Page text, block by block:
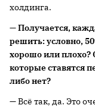
холдинга.
— Получается,
решить: условно,
хорошо или плохо?
которые ставятся
либо нет?
— Всё так, да. Это